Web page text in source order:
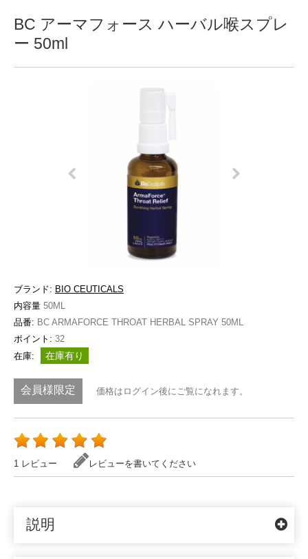
BC アーマフォース ハーバル喉スプレ
ー 50ml
ブランド: BIO CEUTICALS
内容量 50ML
品番: BC ARMAFORCE THROAT HERBAL SPRAY 50ML
ポイント: 32
在庫:
在庫有り
会員様限定 価格はログイン後にご覧になれます。
1 レビュー レビューを書いてください
説明